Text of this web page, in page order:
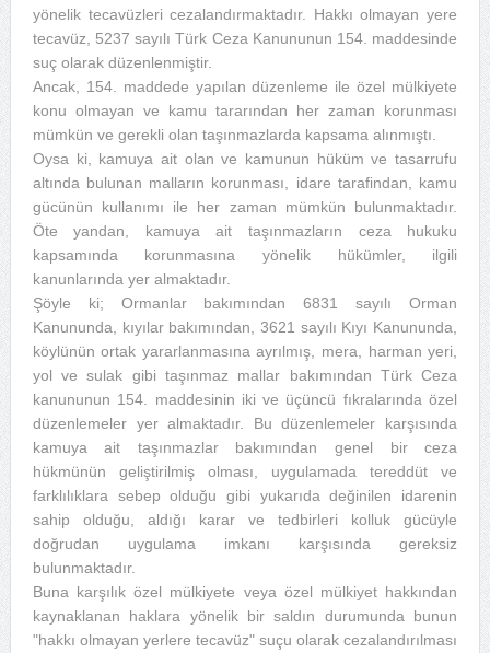
yönelik tecavüzleri cezalandırmaktadır. Hakkı olmayan yere
tecavüz, 5237 sayılı Türk Ceza Kanununun 154. maddesinde
suç olarak düzenlenmiştir.
Ancak, 154. maddede yapılan düzenleme ile özel mülkiyete
konu olmayan ve kamu tararından her zaman korunması
mümkün ve gerekli olan taşınmazlarda kapsama alınmıştı.
Oysa ki, kamuya ait olan ve kamunun hüküm ve tasarrufu
altında bulunan malların korunması, idare tarafindan, kamu
gücünün kullanımı ile her zaman mümkün bulunmaktadır.
Öte yandan, kamuya ait taşınmazların ceza hukuku
kapsamında korunmasına yönelik hükümler, ilgili
kanunlarında yer almaktadır.
Şöyle ki; Ormanlar bakımından 6831 sayılı Orman
Kanununda, kıyılar bakımından, 3621 sayılı Kıyı Kanununda,
köylünün ortak yararlanmasına ayrılmış, mera, harman yeri,
yol ve sulak gibi taşınmaz mallar bakımından Türk Ceza
kanununun 154. maddesinin iki ve üçüncü fıkralarında özel
düzenlemeler yer almaktadır. Bu düzenlemeler karşısında
kamuya ait taşınmazlar bakımından genel bir ceza
hükmünün geliştirilmiş olması, uygulamada tereddüt ve
farklılıklara sebep olduğu gibi yukarıda değinilen idarenin
sahip olduğu, aldığı karar ve tedbirleri kolluk gücüyle
doğrudan uygulama imkanı karşısında gereksiz
bulunmaktadır.
Buna karşılık özel mülkiyete veya özel mülkiyet hakkından
kaynaklanan haklara yönelik bir saldın durumunda bunun
"hakkı olmayan yerlere tecavüz" suçu olarak cezalandırılması